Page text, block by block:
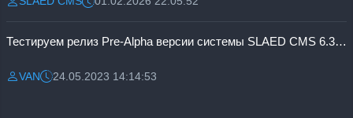
Разместил: Дата:
Тестируем релиз Pre-Alpha версии системы SLAED CMS 6.3 Pro
Разместил:
VANДата:24.05.2023 14:14:53